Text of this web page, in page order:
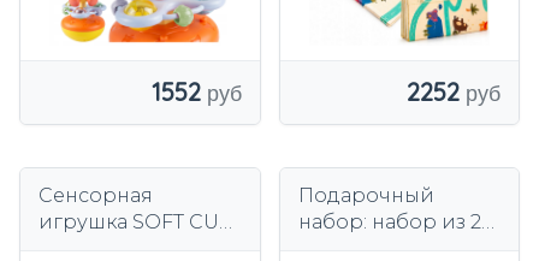
1552 2252
Сенсорная
игрушка SOFT CUB
Подарочный
набор: набор из 2